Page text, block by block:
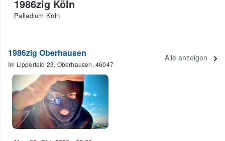
1986zig Köln
Palladium Köln
1986zig Oberhausen
Im Lipperfeld 23, Oberhausen, 46047
Alle anzeigen